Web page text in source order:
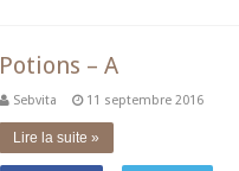
Potions – A
Sebvita 11 septembre 2016
Lire la suite »